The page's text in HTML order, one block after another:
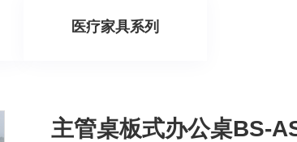
医疗家具系列
主管桌板式办公桌BS-